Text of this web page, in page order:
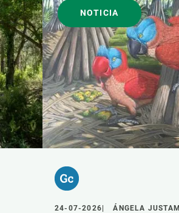
NOTICIA
24-07-2026 ÁNGELA